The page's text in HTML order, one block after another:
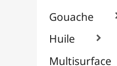
Résines / Moulage
Transport / Rangement
Vannerie / Rotin